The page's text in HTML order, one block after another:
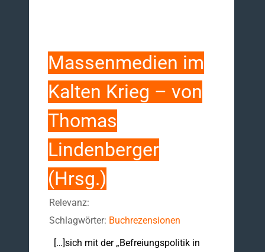
Massenmedien im
Kalten Krieg – von
Thomas
Lindenberger
(Hrsg.)
Relevanz:
Schlagwörter: Buchrezensionen
[…]sich mit der „Befreiungspolitik in